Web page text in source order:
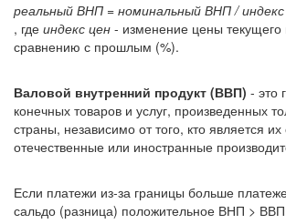
реальный ВНП = номинальный ВНП /
, где индекс цен - изменение цены текущего
сравнению с прошлым (%).
Валовой внутренний продукт (ВВП) - это
конечных товаров и услуг, произведенных
страны, независимо от того, кто является
отечественные или иностранные
Если платежи из-за границы больше
сальдо (разница) положительное ВНП >